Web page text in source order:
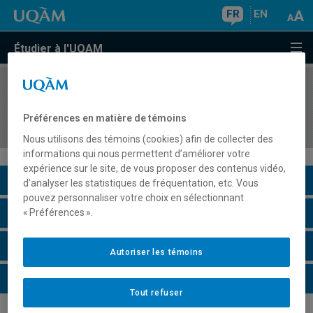
FR EN
Étudier à l'UQAM
COURS//
protection de la santé
Description du cours
Horaire - Été 2026
Horaire - Automne 2026
Horaire - Hiver 2027
Préférences en matière de témoins
Nous utilisons des témoins (cookies) afin de collecter des
informations qui nous permettent d’améliorer votre
expérience sur le site, de vous proposer des contenus vidéo,
d’analyser les statistiques de fréquentation, etc. Vous
pouvez personnaliser votre choix en sélectionnant
« Préférences ».
Tout refuser
Autoriser les témoins